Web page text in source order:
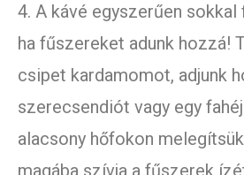
4. A kávé egyszerűen sokkal
ha fűszereket adunk hozzá!
csipet kardamomot, adjunk
szerecsendiót vagy egy
alacsony hőfokon